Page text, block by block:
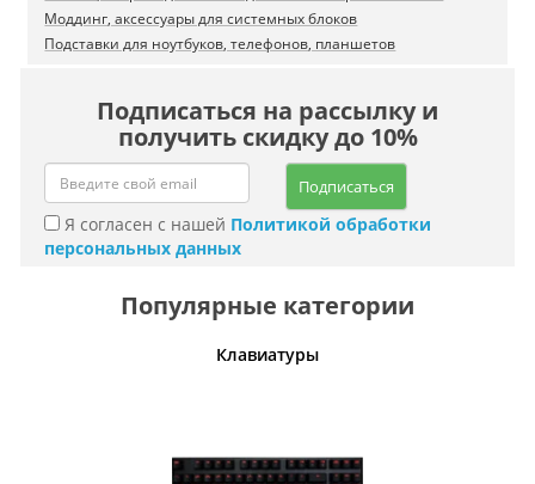
Моддинг, аксессуары для системных блоков
Подставки для ноутбуков, телефонов, планшетов
Подписаться на рассылку и
получить скидку до 10%
Подписаться
Я согласен с нашей Политикой обработки
персональных данных
Популярные категории
Клавиатуры